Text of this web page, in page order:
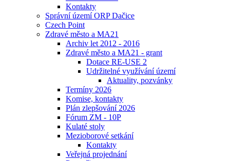
Kontakty
Správní území ORP Dačice
Czech Point
Zdravé město a MA21
Archiv let 2012 - 2016
Zdravé město a MA21 - grant
Dotace RE-USE 2
Udržitelné využívání území
Aktuality, pozvánky
Termíny 2026
Komise, kontakty
Plán zlepšování 2026
Fórum ZM - 10P
Kulaté stoly
Mezioborové setkání
Kontakty
Veřejná projednání